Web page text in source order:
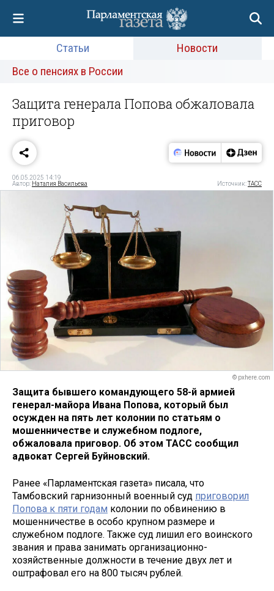
Статьи
Новости
Все о пенсиях в России
Защита генерала Попова обжаловала
приговор
06.05.2025 14:19
Автор: Наталия Васильева Источник:ТАСС
© pxhere.com
Защита бывшего командующего 58-й армией
генерал-майора Ивана Попова, который был
осужден на пять лет колонии по статьям о
мошенничестве и служебном подлоге,
обжаловала приговор. Об этом ТАСС сообщил
адвокат Сергей Буйновский.
Ранее «Парламентская газета» писала, что
Тамбовский гарнизонный военный суд приговорил
Попова к пяти годам колонии по обвинению в
мошенничестве в особо крупном размере и
служебном подлоге. Также суд лишил его воинского
звания и права занимать организационно-
хозяйственные должности в течение двух лет и
оштрафовал его на 800 тысяч рублей.